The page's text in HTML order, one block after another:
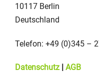
10117 Berlin
Deutschland
Telefon: +49 (0)345 –
Datenschutz AGB